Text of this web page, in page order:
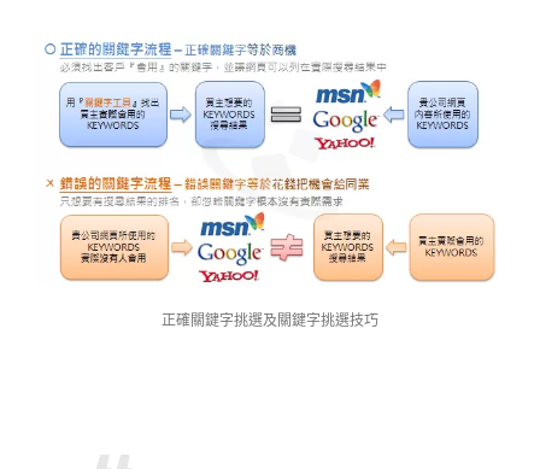
正確關鍵字挑選及關鍵字挑選技巧